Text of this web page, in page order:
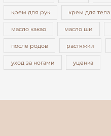
крем для рук крем для тела
масло какао масло ши
после родов растяжки
уход за ногами уценка